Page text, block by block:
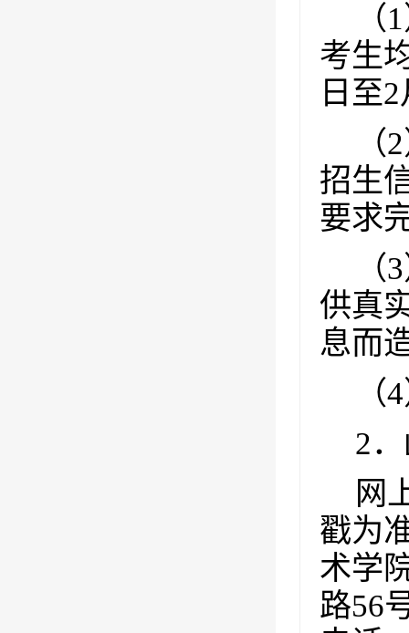
（1
考生
日至2
（2
招生
要求
（3
供真
息而
（4
2
网
戳为
术学
路56